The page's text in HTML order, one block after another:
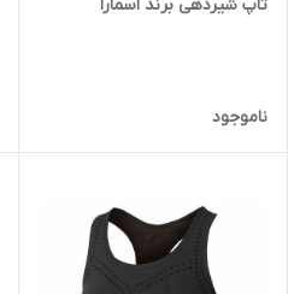
تاپ شیردهی برند اسمارا
ناموجود